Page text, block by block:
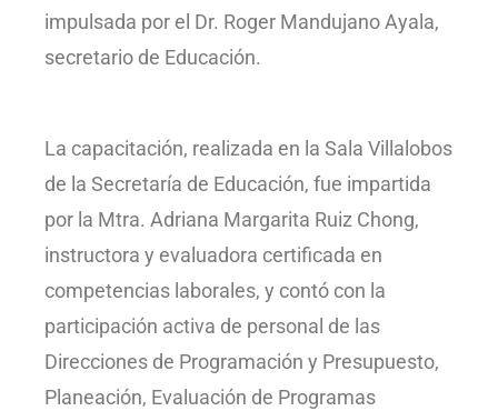
impulsada por el Dr. Roger Mandujano Ayala,
secretario de Educación.
La capacitación, realizada en la Sala Villalobos
de la Secretaría de Educación, fue impartida
por la Mtra. Adriana Margarita Ruiz Chong,
instructora y evaluadora certificada en
competencias laborales, y contó con la
participación activa de personal de las
Direcciones de Programación y Presupuesto,
Planeación, Evaluación de Programas